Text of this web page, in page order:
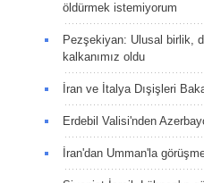
öldürmek istemiyorum
Pezşekiyan: Ulusal birlik,
kalkanımız oldu
İran ve İtalya Dışişleri
Erdebil Valisi'nden
İran'dan Umman'la